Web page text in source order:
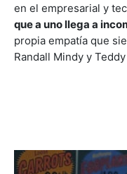
en el empresarial y
que a uno llega a
propia empatía que
Randall Mindy y